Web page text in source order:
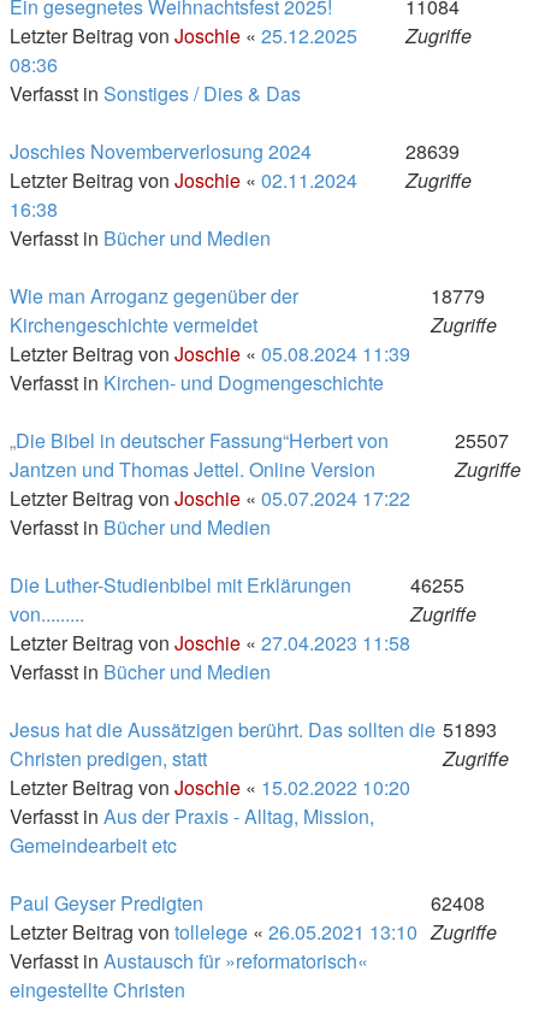
Ein gesegnetes Weihnachtsfest 2025!
Letzter Beitrag von Joschie « 25.12.2025
08:36
Verfasst in Sonstiges / Dies & Das
11084
Zugriffe
Joschies Novemberverlosung 2024
Letzter Beitrag von Joschie « 02.11.2024
16:38
Verfasst in Bücher und Medien
28639
Zugriffe
Wie man Arroganz gegenüber der
Kirchengeschichte vermeidet
Letzter Beitrag von Joschie « 05.08.2024 11:39
Verfasst in Kirchen- und Dogmengeschichte
18779
Zugriffe
„Die Bibel in deutscher Fassung“Herbert von
Jantzen und Thomas Jettel. Online Version
Letzter Beitrag von Joschie « 05.07.2024 17:22
Verfasst in Bücher und Medien
25507
Zugriffe
Die Luther-Studienbibel mit Erklärungen
von.........
Letzter Beitrag von Joschie « 27.04.2023 11:58
Verfasst in Bücher und Medien
46255
Zugriffe
Jesus hat die Aussätzigen berührt. Das sollten die
Christen predigen, statt
Letzter Beitrag von Joschie « 15.02.2022 10:20
Verfasst in Aus der Praxis - Alltag, Mission,
Gemeindearbeit etc
51893
Zugriffe
Paul Geyser Predigten
Letzter Beitrag von tollelege « 26.05.2021 13:10
Verfasst in Austausch für »reformatorisch«
eingestellte Christen
62408
Zugriffe